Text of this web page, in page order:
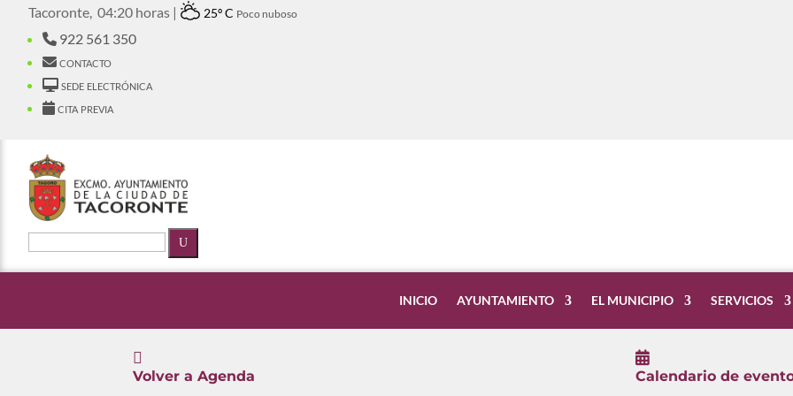
Tacoronte, 04:20 horas | 25º C Poco nuboso
922 561 350
contacto
sede electrónica
cita previa
U
INICIO AYUNTAMIENTO EL MUNICIPIO SERVICIOS

Volver a Agenda

Calendario de